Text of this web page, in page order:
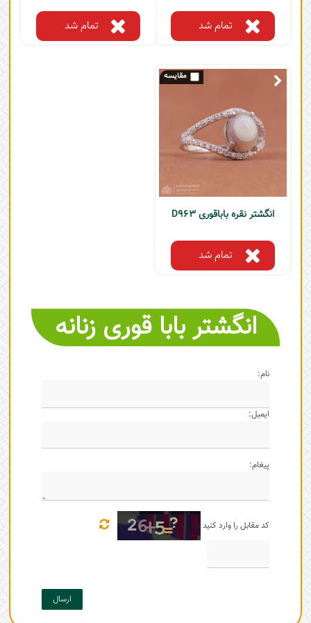
تمام شد تمام شد
انگشتر نقره باباقوری D963
تمام شد
انگشتر بابا قوری زنانه
نام:
ایمیل:
پیغام:
کد مقابل را وارد کنید
ارسال